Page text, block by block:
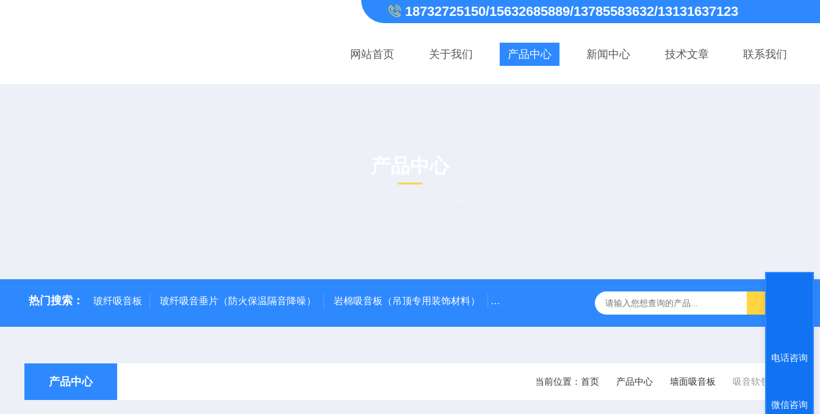
18732725150/15632685889/13785583632/13131637123
网站首页 关于我们 产品中心 新闻中心 技术文章 联系我们
热门搜索： 玻纤吸音板 玻纤吸音垂片（防火保温隔音降噪） 岩棉吸音板（吊顶专用装饰材料） 600*600 600*1200鑫鹏骏 岩棉天花板 防火抗下陷 吸音吊顶
产品中心 当前位置： 首页 产品中心 墙面吸音板 吸音软包板
电话咨询
微信咨询